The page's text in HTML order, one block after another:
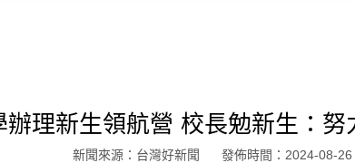
辦理新生領航營 校長勉新生：努
新聞來源：台灣好新聞 發佈時間：2024-08-26